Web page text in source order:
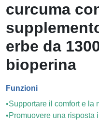
curcuma
erbe da
bioperina
Funzioni
•Supportare il comfort e la
•Promuovere una risposta